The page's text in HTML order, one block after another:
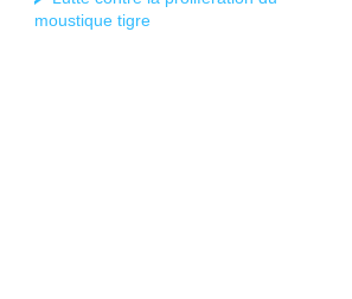
moustique tigre